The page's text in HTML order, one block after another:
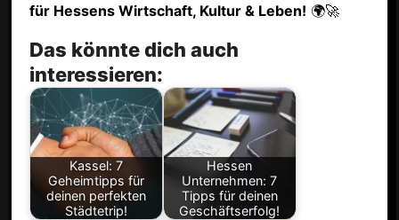
für Hessens Wirtschaft, Kultur & Leben! 🌍🚀
Das könnte dich auch
interessieren:
Kassel: 7
Geheimtipps für
deinen perfekten
Städtetrip!
Hessen
Unternehmen: 7
Tipps für deinen
Geschäftserfolg!